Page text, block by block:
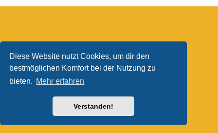
Diese Website nutzt Cookies, um dir den
bestmöglichen Komfort bei der Nutzung zu
bieten. Mehr erfahren
Verstanden!